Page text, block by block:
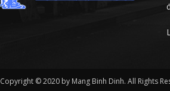
Copyright © 2020 by Mang Binh Dinh. All Rights